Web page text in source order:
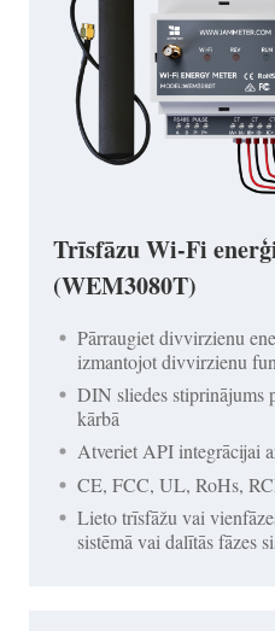
Trīsfāzu Wi-Fi
(WEM3080T)
Pārraugiet divvirzienu
izmantojot divvirzienu
DIN sliedes stiprinājums
kārbā
Atveriet API integrācijai
CE, FCC, UL, RoHs,
Lieto trīsfāžu vai
sistēmā vai dalītās fāzes